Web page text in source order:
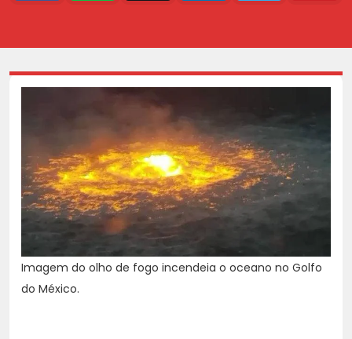
Imagem do olho de fogo incendeia o oceano no Golfo
do México.